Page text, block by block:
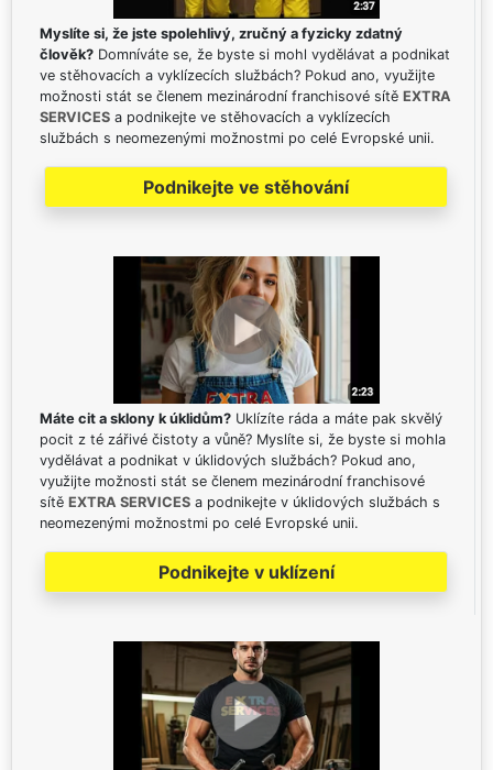
Myslíte si, že jste spolehlivý, zručný a fyzicky zdatný
člověk? Domníváte se, že byste si mohl vydělávat a podnikat
ve stěhovacích a vyklízecích službách? Pokud ano, využijte
možnosti stát se členem mezinárodní franchisové sítě EXTRA
SERVICES a podnikejte ve stěhovacích a vyklízecích
službách s neomezenými možnostmi po celé Evropské unii.
Podnikejte ve stěhování
Máte cit a sklony k úklidům? Uklízíte ráda a máte pak skvělý
pocit z té zářivé čistoty a vůně? Myslíte si, že byste si mohla
vydělávat a podnikat v úklidových službách? Pokud ano,
využijte možnosti stát se členem mezinárodní franchisové
sítě EXTRA SERVICES a podnikejte v úklidových službách s
neomezenými možnostmi po celé Evropské unii.
Podnikejte v uklízení